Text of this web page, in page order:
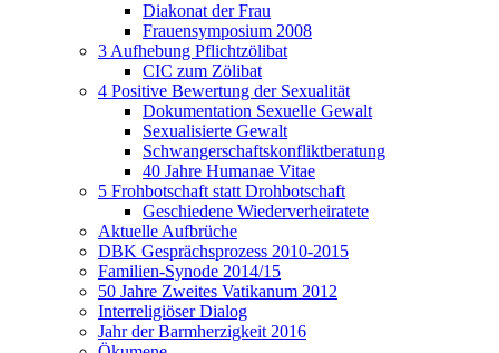
Diakonat der Frau
Frauensymposium 2008
3 Aufhebung Pflichtzölibat
CIC zum Zölibat
4 Positive Bewertung der Sexualität
Dokumentation Sexuelle Gewalt
Sexualisierte Gewalt
Schwangerschaftskonfliktberatung
40 Jahre Humanae Vitae
5 Frohbotschaft statt Drohbotschaft
Geschiedene Wiederverheiratete
Aktuelle Aufbrüche
DBK Gesprächsprozess 2010-2015
Familien-Synode 2014/15
50 Jahre Zweites Vatikanum 2012
Interreligiöser Dialog
Jahr der Barmherzigkeit 2016